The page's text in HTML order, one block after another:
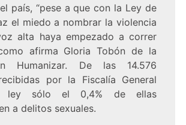
país, “pese a que con la Ley de
el miedo a nombrar la violencia
alta haya empezado a correr
afirma Gloria Tobón de la
Humanizar. De las 14.576
por la Fiscalía General
ley sólo el 0,4% de ellas
a delitos sexuales.